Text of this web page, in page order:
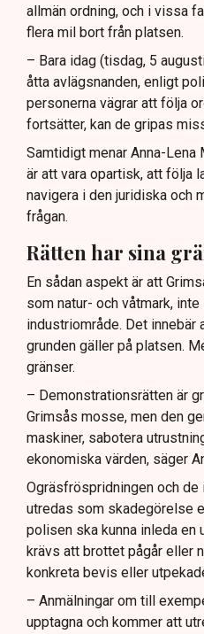
allmän ordning, och i vissa
flera mil bort från platsen.
– Bara idag (tisdag, 5
åtta avlägsnanden, enligt
personerna vägrar att följa
fortsätter, kan de gripas
Samtidigt menar Anna-
är att vara opartisk, att följa
navigera i den juridiska och
frågan.
Rätten har sina
En sådan aspekt är att
som natur- och våtmark,
industriområde. Det innebär
grunden gäller på platsen.
gränser.
– Demonstrationsrätten är
Grimsås mosse, men den
maskiner, sabotera
ekonomiska värden, säger
Ogräsfröspridningen och de
utredas som skadegörelse
polisen ska kunna inleda en
krävs att brottet pågår eller
konkreta bevis eller
– Anmälningar om till
upptagna och kommer att